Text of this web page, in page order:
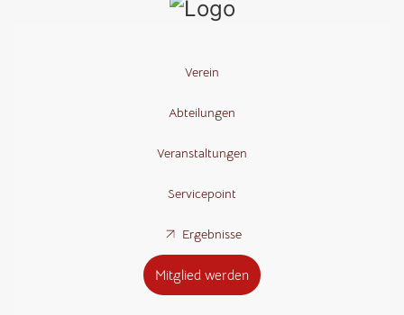
Verein
Abteilungen
Veranstaltungen
Servicepoint
Ergebnisse
Mitglied werden